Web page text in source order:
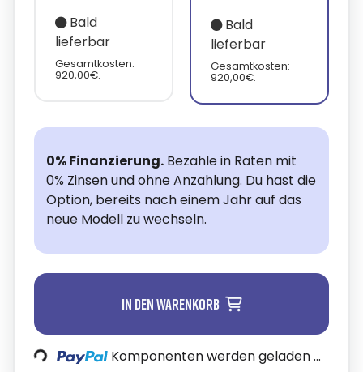
Bald
lieferbar
Gesamtkosten:
920,00€.
Bald
lieferbar
Gesamtkosten:
920,00€.
0% Finanzierung. Bezahle in Raten mit
0% Zinsen und ohne Anzahlung. Du hast die
Option, bereits nach einem Jahr auf das
neue Modell zu wechseln.
In den Warenkorb
Komponenten werden geladen ...